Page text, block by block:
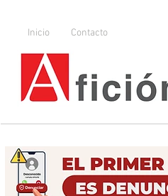
Inicio Contacto